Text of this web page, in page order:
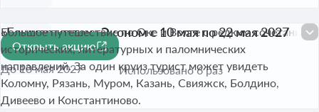
«Башкортостан» Эконом с 10 мая по 22 мая 2027
года
До 10 мая 2027
Большое путешествие по Оке и Волге с редким сочетанием
исторических, литературных и паломнических
направлений. За один круиз турист может увидеть
Коломну, Рязань, Муром, Казань, Свияжск, Болдино,
Дивеево и Константиново.
Открыть акцию
Использовано 6 раз